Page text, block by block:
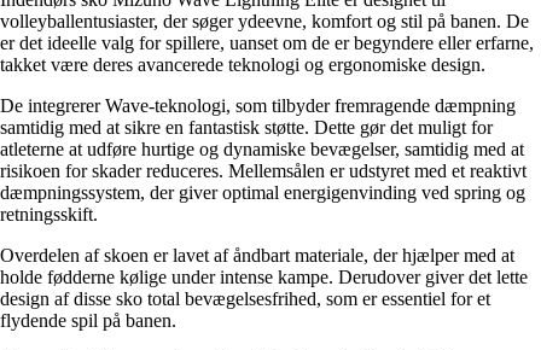
volleyballentusiaster, der søger ydeevne, komfort og stil på banen. De
er det ideelle valg for spillere, uanset om de er begyndere eller erfarne,
takket være deres avancerede teknologi og ergonomiske design.
De integrerer Wave-teknologi, som tilbyder fremragende dæmpning
samtidig med at sikre en fantastisk støtte. Dette gør det muligt for
atleterne at udføre hurtige og dynamiske bevægelser, samtidig med at
risikoen for skader reduceres. Mellemsålen er udstyret med et reaktivt
dæmpningssystem, der giver optimal energigenvinding ved spring og
retningsskift.
Overdelen af skoen er lavet af åndbart materiale, der hjælper med at
holde fødderne kølige under intense kampe. Derudover giver det lette
design af disse sko total bevægelsesfrihed, som er essentiel for et
flydende spil på banen.